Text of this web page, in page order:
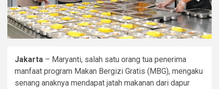
Jakarta – Maryanti, salah satu orang tua penerima
manfaat program Makan Bergizi Gratis (MBG), mengaku
senang anaknya mendapat jatah makanan dari dapur